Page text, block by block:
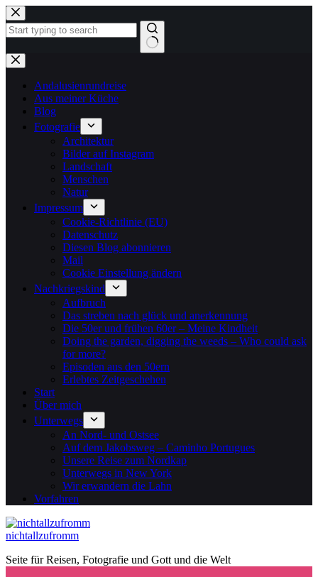
Zum
Inhalt
springen
Keine
Ergebnisse
Andalusienrundreise
Aus meiner Küche
Blog
Fotografie
Architektur
Bilder auf Instagram
Landschaft
Menschen
Natur
Impressum
Cookie-Richtlinie (EU)
Datenschutz
Diesen Blog abonnieren
Mail
Cookie Einstellung ändern
Nachkriegskind
Aufbruch
Das streben nach glück und anerkennung
Die 50er und frühen 60er – Meine Kindheit
Doing the garden, digging the weeds – Who could ask
for more?
Episoden aus den 50ern
Erlebtes Zeitgeschehen
Start
Über mich
Unterwegs
An Nord- und Ostsee
Auf dem Jakobsweg – Caminho Portugues
Unsere Reise zum Nordkap
Unterwegs in New York
Wir erwandern die Lahn
Vorfahren
nichtallzufromm
Seite für Reisen, Fotografie und Gott und die Welt